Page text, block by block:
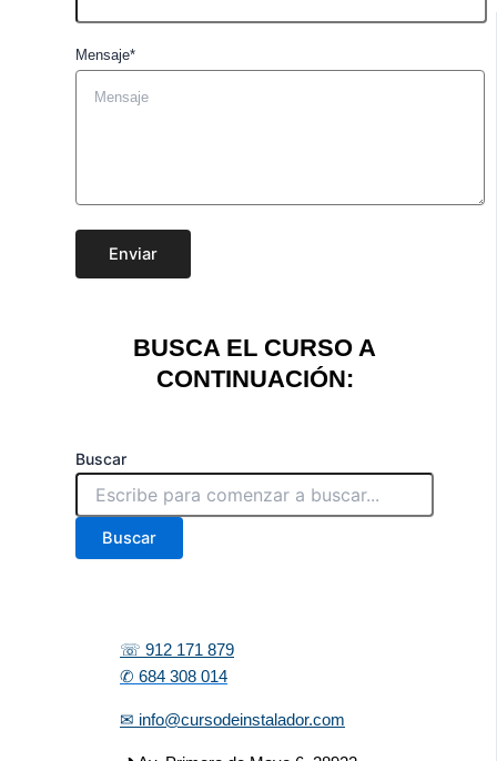
Mensaje*
Enviar
BUSCA EL CURSO A
CONTINUACIÓN:
Buscar
Buscar
☏ 912 171 879
✆ 684 308 014
✉ info@cursodeinstalador.com